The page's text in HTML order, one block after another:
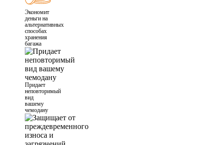
Экономит
деньги на
альтернативных
способах
хранения
багажа
Придает
неповторимый
вид
вашему
чемодану